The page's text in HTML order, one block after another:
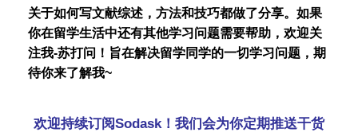
关于如何写文献综述，方法和技巧都做了分享。如果
你在留学生活中还有其他学习问题需要帮助，欢迎关
注我-苏打问！旨在解决留学同学的一切学习问题，期
待你来了解我~
欢迎持续订阅Sodask！我们会为你定期推送干货